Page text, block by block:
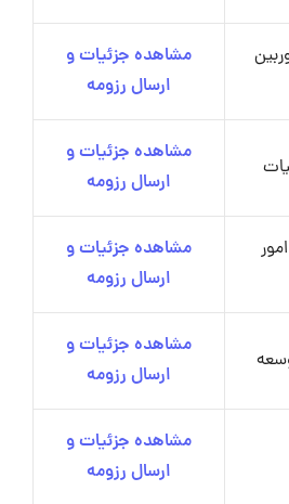
مشاهده جزئیات و
ارسال رزومه
مشاهده جزئیات و
ارسال رزومه
مشاهده جزئیات و
ارسال رزومه
مشاهده جزئیات و
ارسال رزومه
مشاهده جزئیات و
ارسال رزومه